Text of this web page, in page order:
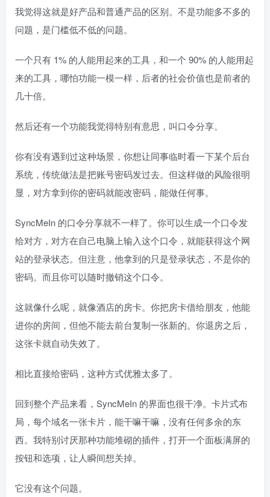
我觉得这就是好产品和普通产品的区别。不是功能多不多的
问题，是门槛低不低的问题。
一个只有 1% 的人能用起来的工具，和一个 90% 的人能用起
来的工具，哪怕功能一模一样，后者的社会价值也是前者的
几十倍。
然后还有一个功能我觉得特别有意思，叫口令分享。
你有没有遇到过这种场景，你想让同事临时看一下某个后台
系统，传统做法是把账号密码发过去。但这样做的风险很明
显，对方拿到你的密码就能改密码，能做任何事。
SyncMeIn 的口令分享就不一样了。你可以生成一个口令发
给对方，对方在自己电脑上输入这个口令，就能获得这个网
站的登录状态。但注意，他拿到的只是登录状态，不是你的
密码。而且你可以随时撤销这个口令。
这就像什么呢，就像酒店的房卡。你把房卡借给朋友，他能
进你的房间，但他不能去前台复制一张新的。你退房之后，
这张卡就自动失效了。
相比直接给密码，这种方式优雅太多了。
回到整个产品来看，SyncMeIn 的界面也很干净。卡片式布
局，每个域名一张卡片，能干嘛干嘛，没有任何多余的东
西。我特别讨厌那种功能堆砌的插件，打开一个面板满屏的
按钮和选项，让人瞬间想关掉。
它没有这个问题。